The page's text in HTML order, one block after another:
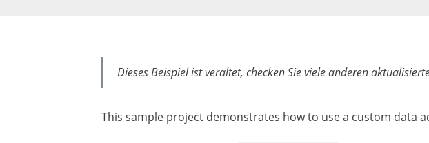
Dieses Beispiel ist veraltet, checken Sie viele anderen
This sample project demonstrates how to use a custom data